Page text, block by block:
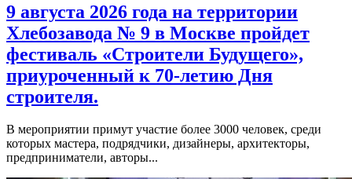
9 августа 2026 года на территории
Хлебозавода № 9 в Москве пройдет
фестиваль «Строители Будущего»,
приуроченный к 70-летию Дня
строителя.
В мероприятии примут участие более 3000 человек, среди
которых мастера, подрядчики, дизайнеры, архитекторы,
предприниматели, авторы...